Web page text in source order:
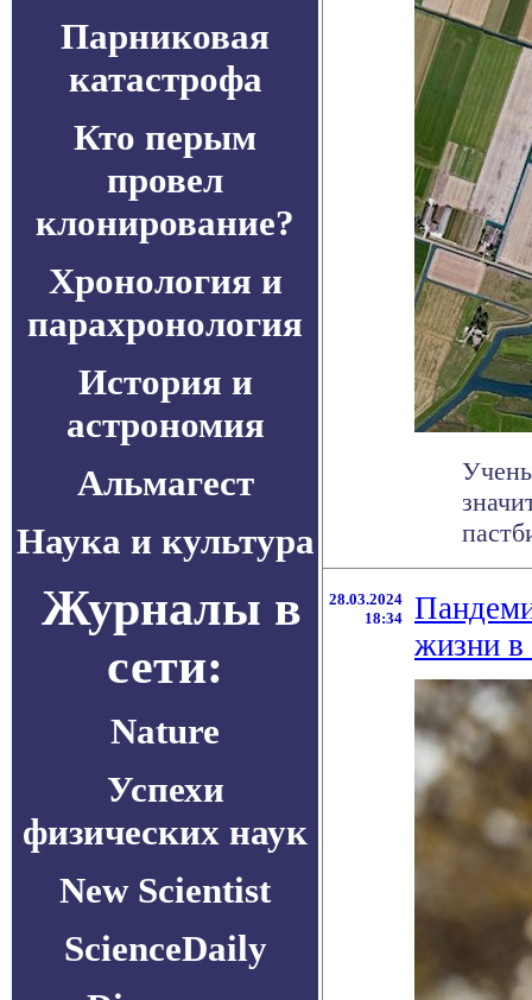
Парниковая
катастрофа
Кто перым
провел
клонирование?
Хронология и
парахронология
История и
астрономия
Альмагест
Наука и культура
Журналы в
сети:
Nature
Успехи
физических наук
New Scientist
ScienceDaily
28.03.2024
18:34
жизни